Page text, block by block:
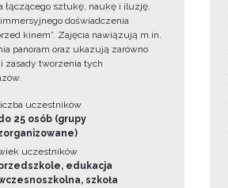
łączącego sztukę, naukę i iluzję,
doświadczenia
kinem”. Zajęcia nawiązują m.in.
panoram oraz ukazują zarówno
zasady tworzenia tych
uczestników
25 osób (grupy
uczestników
edukacja
szkoła